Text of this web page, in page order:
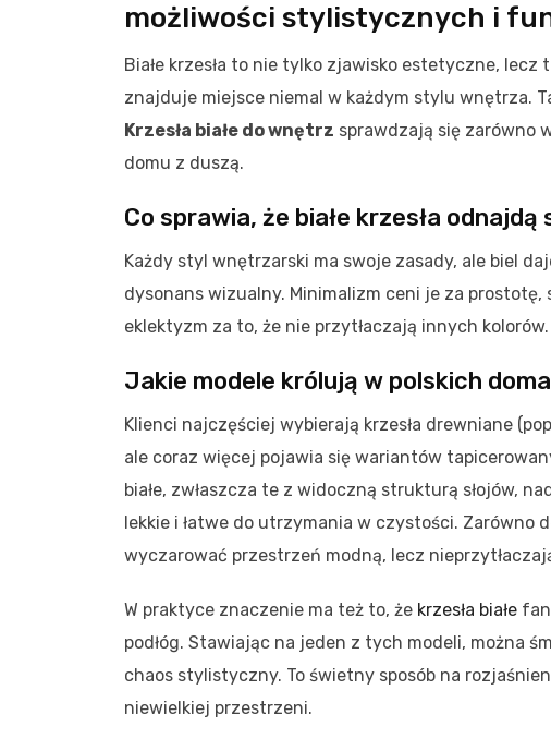
możliwości stylistycznych i
Białe krzesła to nie tylko zjawisko estetyczne,
znajduje miejsce niemal w każdym stylu wnętrza.
Krzesła białe do wnętrz sprawdzają się zarówno
domu z duszą.
Co sprawia, że białe krzesła odnajdą
Każdy styl wnętrzarski ma swoje zasady, ale biel
dysonans wizualny. Minimalizm ceni je za
eklektyzm za to, że nie przytłaczają innych kolorów.
Jakie modele królują w polskich
Klienci najczęściej wybierają krzesła drewniane
ale coraz więcej pojawia się wariantów
białe, zwłaszcza te z widoczną strukturą słojów,
lekkie i łatwe do utrzymania w czystości. Zarówno
wyczarować przestrzeń modną, lecz
W praktyce znaczenie ma też to, że krzesła białe
podłóg. Stawiając na jeden z tych modeli, można
chaos stylistyczny. To świetny sposób na
niewielkiej przestrzeni.